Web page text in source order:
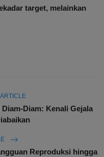
target, melainkan
Diam: Kenali Gejala
Reproduksi hingga